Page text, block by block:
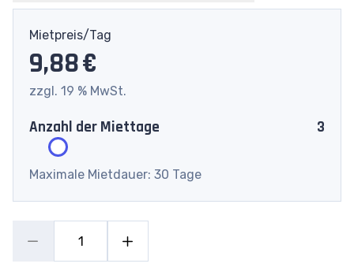
Mietpreis/Tag
9,88 €
zzgl. 19 % MwSt.
Anzahl der Miettage 3
Maximale Mietdauer: 30 Tage